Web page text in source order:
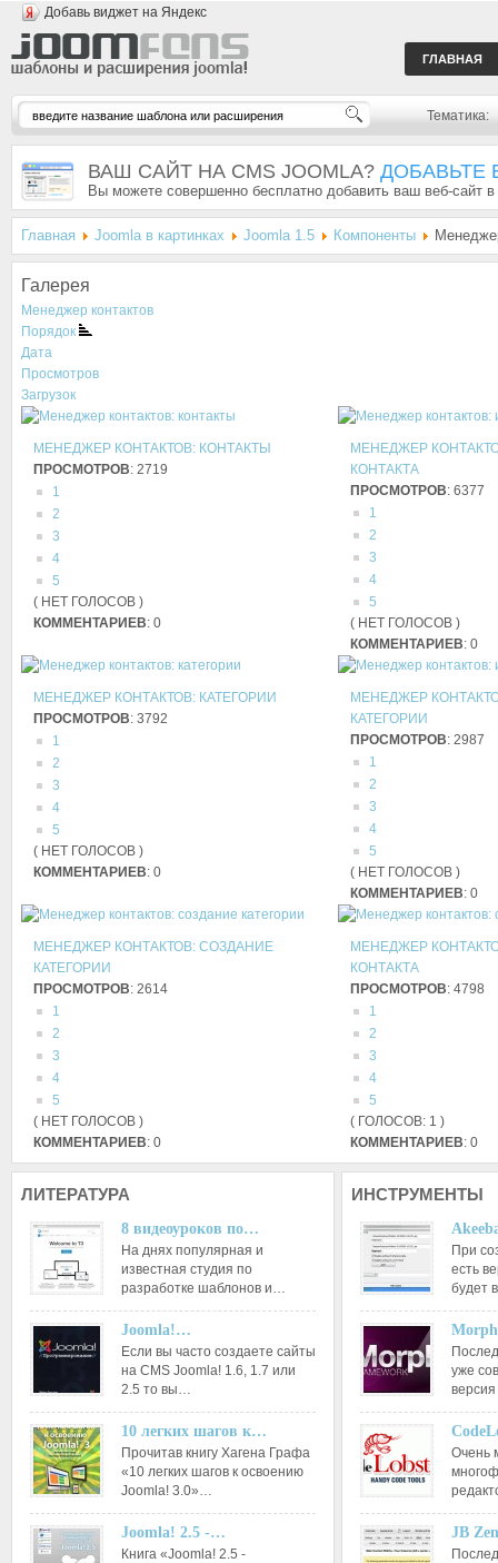
Добавь виджет на Яндекс
ГЛАВНАЯ
Тематика:
ВАШ САЙТ НА CMS JOOMLA? ДОБАВЬТЕ
Вы можете совершенно бесплатно добавить ваш веб-сайт
Главная Joomla в картинках Joomla 1.5 Компоненты
Галерея
Менеджер контактов
Порядок
Дата
Просмотров
Загрузок
МЕНЕДЖЕР КОНТАКТОВ: КОНТАКТЫ
ПРОСМОТРОВ: 2719
1
2
3
4
5
( НЕТ ГОЛОСОВ )
КОММЕНТАРИЕВ: 0
МЕНЕДЖЕР
КОНТАКТА
ПРОСМОТРОВ: 6377
1
2
3
4
5
( НЕТ ГОЛОСОВ )
КОММЕНТАРИЕВ: 0
МЕНЕДЖЕР КОНТАКТОВ: КАТЕГОРИИ
ПРОСМОТРОВ: 3792
1
2
3
4
5
( НЕТ ГОЛОСОВ )
КОММЕНТАРИЕВ: 0
МЕНЕДЖЕР
КАТЕГОРИИ
ПРОСМОТРОВ: 2987
1
2
3
4
5
( НЕТ ГОЛОСОВ )
КОММЕНТАРИЕВ: 0
МЕНЕДЖЕР КОНТАКТОВ: СОЗДАНИЕ
КАТЕГОРИИ
ПРОСМОТРОВ: 2614
1
2
3
4
5
( НЕТ ГОЛОСОВ )
КОММЕНТАРИЕВ: 0
МЕНЕДЖЕР
КОНТАКТА
ПРОСМОТРОВ: 4798
1
2
3
4
5
( ГОЛОСОВ: 1 )
КОММЕНТАРИЕВ: 0
ЛИТЕРАТУРА
8 видеоуроков по…
На днях популярная и
известная студия по
разработке шаблонов и…
Joomla!…
Если вы часто создаете сайты
на CMS Joomla! 1.6, 1.7 или
2.5 то вы…
10 легких шагов к…
Прочитав книгу Хагена Графа
«10 легких шагов к освоению
Joomla! 3.0»…
Joomla! 2.5 -…
Книга «Joomla! 2.5 -
ИНСТРУМЕНТЫ
При
есть
будет
уже
Очень
JB